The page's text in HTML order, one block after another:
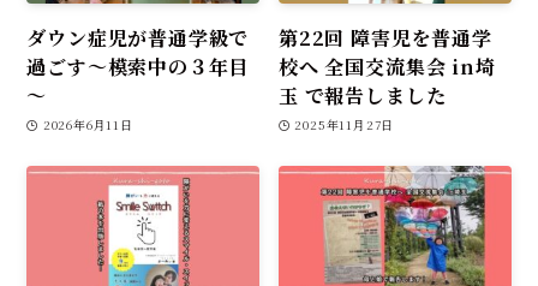
ダウン症児が普通学級で
過ごす～模索中の３年目
～
2026年6月11日
第22回 障害児を普通学
校へ 全国交流集会 in埼
玉 で報告しました
2025年11月27日